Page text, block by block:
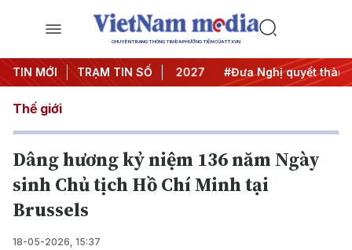
CHUYÊN TRANG THÔNG TIN ĐA PHƯƠNG TIỆN CỦA TTXVN
TIN MỚI TRẠM TIN SỐ
Trung ương 3 #APEC 2027 #Đưa Nghị quyết thành
Thế giới
Dâng hương kỷ niệm 136 năm Ngày
sinh Chủ tịch Hồ Chí Minh tại
Brussels
18-05-2026, 15:37